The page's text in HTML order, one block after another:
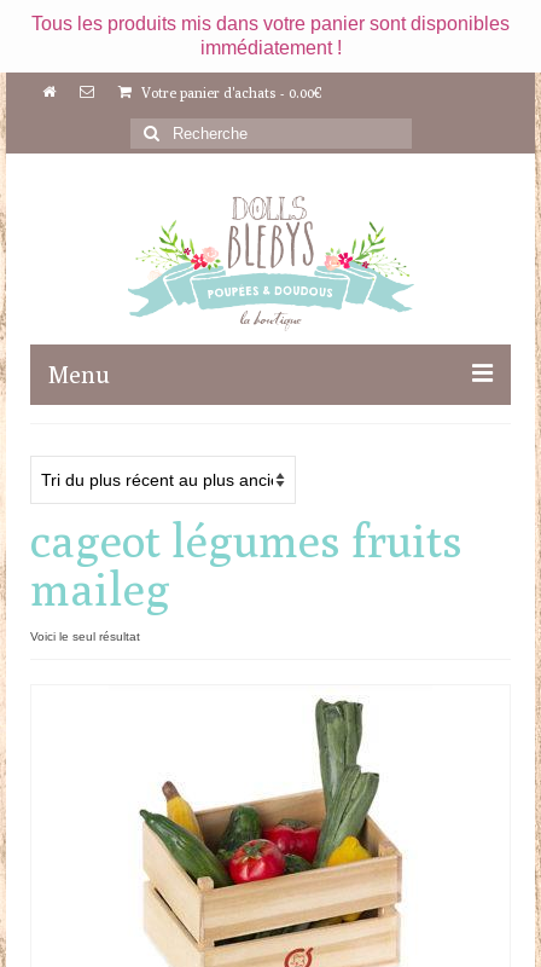
Tous les produits mis dans votre panier sont disponibles
immédiatement !
Votre panier d'achats - 0.00€
Rechercher
:
Menu
Maileg
Poupées
Doudous
Mobilier & Accessoires
cageot légumes fruits
maileg
Voici le seul résultat